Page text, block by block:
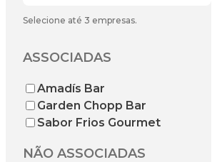
Selecione até 3 empresas.
ASSOCIADAS
Amadís Bar
Garden Chopp Bar
Sabor Frios Gourmet
NÃO ASSOCIADAS